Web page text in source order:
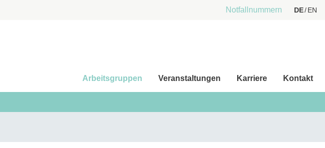
Notfallnummern DE EN
Arbeitsgruppen Veranstaltungen Karriere Kontakt